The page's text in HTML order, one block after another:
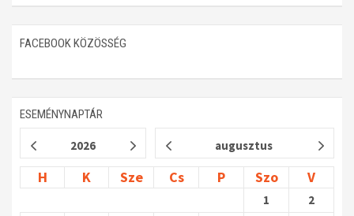
FACEBOOK KÖZÖSSÉG
ESEMÉNYNAPTÁR
2026 augusztus
H K Sze Cs P Szo V
1 2